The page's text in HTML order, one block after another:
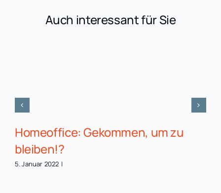
Auch interessant für Sie
Homeoffice: Gekommen, um zu
bleiben!?
5. Januar 2022 |